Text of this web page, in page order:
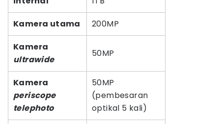
Kamera utama 200MP
Kamera
ultrawide
50MP
Kamera
periscope
telephoto
50MP
(pembesaran
optikal 5 kali)